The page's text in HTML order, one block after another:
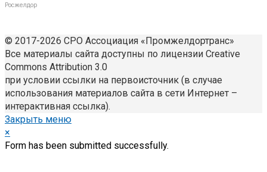
Росжелдор
© 2017-2026 СРО Ассоциация «Промжелдортранс»
Все материалы сайта доступны по лицензии Creative
Commons Attribution 3.0
при условии ссылки на первоисточник (в случае
использования материалов сайта в сети Интернет –
интерактивная ссылка).
Закрыть меню
×
Form has been submitted successfully.